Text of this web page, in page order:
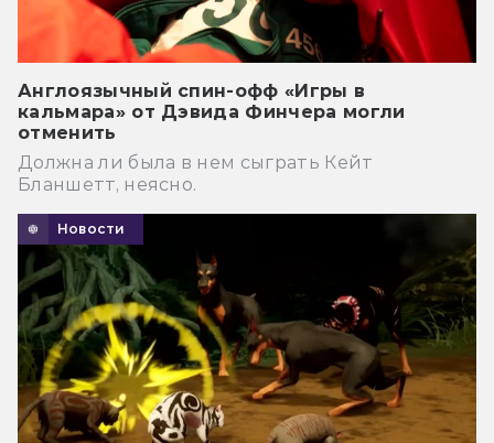
Англоязычный спин-офф «Игры в
кальмара» от Дэвида Финчера могли
отменить
Должна ли была в нем сыграть Кейт
Бланшетт, неясно.
Новости